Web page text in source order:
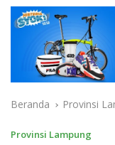
Beranda Provinsi
Provinsi Lampung